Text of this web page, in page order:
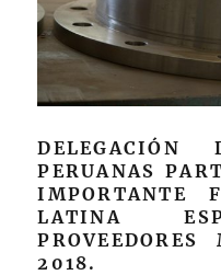
DELEGACIÓN
PERUANAS
IMPORTANTE
LATINA
2018.